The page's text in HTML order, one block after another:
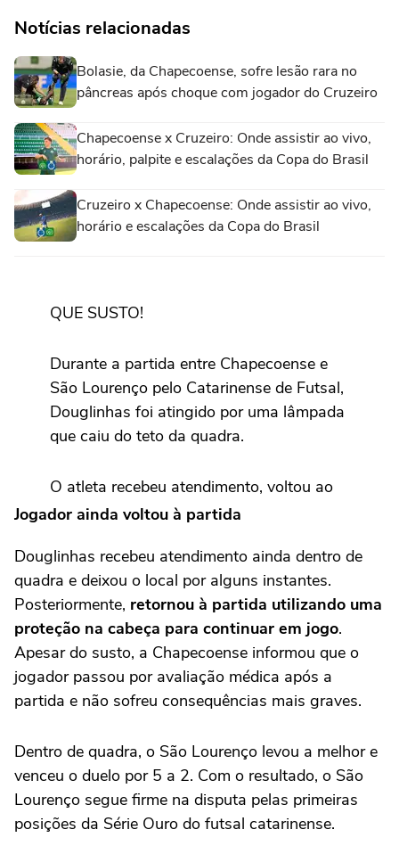
Notícias relacionadas
Bolasie, da Chapecoense, sofre lesão rara no
pâncreas após choque com jogador do Cruzeiro
Chapecoense x Cruzeiro: Onde assistir ao vivo,
horário, palpite e escalações da Copa do Brasil
Cruzeiro x Chapecoense: Onde assistir ao vivo,
horário e escalações da Copa do Brasil
QUE SUSTO!
Durante a partida entre Chapecoense e
São Lourenço pelo Catarinense de Futsal,
Douglinhas foi atingido por uma lâmpada
que caiu do teto da quadra.
O atleta recebeu atendimento, voltou ao
jogo usando proteção e passa bem.
Federação Catarinense de Futsal
pic.twitter.com/viyE6LUMtR
— Mateus Pereira (@MPJornalista77)
June 6, 2026
Jogador ainda voltou à partida
Douglinhas recebeu atendimento ainda dentro de
quadra e deixou o local por alguns instantes.
Posteriormente, retornou à partida utilizando uma
proteção na cabeça para continuar em jogo.
Apesar do susto, a Chapecoense informou que o
jogador passou por avaliação médica após a
partida e não sofreu consequências mais graves.
Dentro de quadra, o São Lourenço levou a melhor e
venceu o duelo por 5 a 2. Com o resultado, o São
Lourenço segue firme na disputa pelas primeiras
posições da Série Ouro do futsal catarinense.